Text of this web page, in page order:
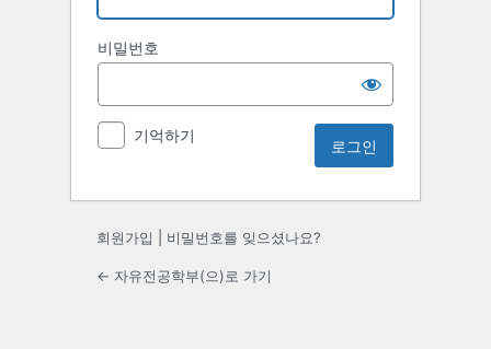
비밀번호
기억하기
회원가입 비밀번호를 잊으셨나요?
← 자유전공학부(으)로 가기